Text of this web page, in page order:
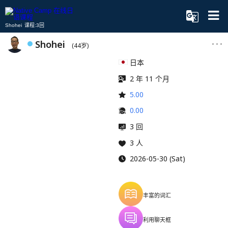
Shohei 课程:3回
Shohei (44岁)
日本
2 年 11 个月
5.00
0.00
3 回
3 人
2026-05-30 (Sat)
丰富的词汇
利用聊天框